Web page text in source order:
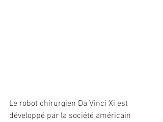
Le robot chirurgien Da Vinci Xi est
développé par la société américain